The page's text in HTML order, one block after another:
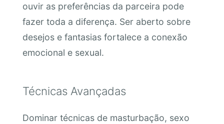
ouvir as preferências da parceira pode
fazer toda a diferença. Ser aberto sobre
desejos e fantasias fortalece a conexão
emocional e sexual.
Técnicas Avançadas
Dominar técnicas de masturbação, sexo